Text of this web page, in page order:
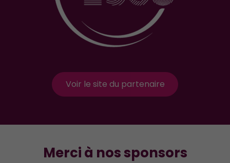
Voir le site du partenaire
Merci à nos sponsors